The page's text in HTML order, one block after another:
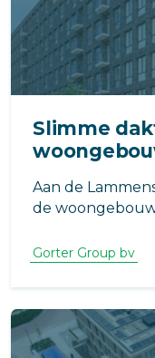
Slimme
Aan de
de
transformatie
Gorter Group bv